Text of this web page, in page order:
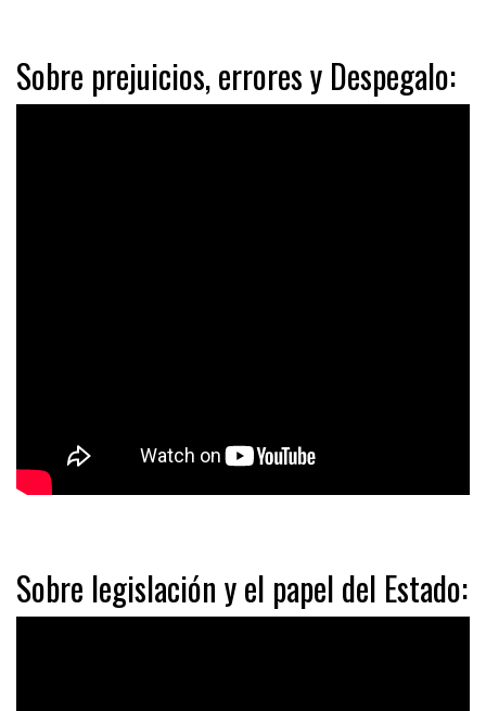
Sobre prejuicios, errores y Despegalo:
Sobre legislación y el papel del Estado: